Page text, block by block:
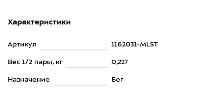
Характеристики
Артикул 1162031-MLST
Вес 1/2 пары, кг 0,227
Назначение Бег